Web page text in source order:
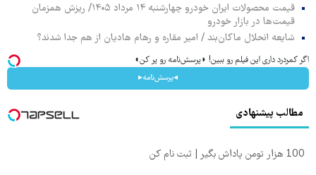
قیمت محصولات ایران خودرو چهارشنبه ۱۴ مرداد ۱۴۰۵/ ریزش همزمان
قیمت‌ها در بازار خودرو
شایعه انحلال ماکان‌بند / امیر مقاره و رهام هادیان از هم جدا شدند؟
اگر کمردرد داری این فیلم رو ببین! ◗پرسش‌نامه رو پر کن◖
◂پرسش‌نامه▸
مطالب پیشنهادی
100 هزار تومن پاداش بگیر | ثبت نام کن